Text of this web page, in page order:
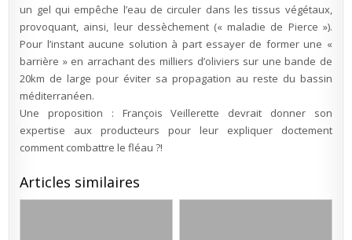
?
un gel qui empêche l’eau de circuler dans les tissus végétaux,
provoquant, ainsi, leur dessèchement (« maladie de Pierce »).
Pour l’instant aucune solution à part essayer de former une «
barrière » en arrachant des milliers d’oliviers sur une bande de
20km de large pour éviter sa propagation au reste du bassin
méditerranéen.
Une proposition : François Veillerette devrait donner son
expertise aux producteurs pour leur expliquer doctement
comment combattre le fléau ?!
Articles similaires